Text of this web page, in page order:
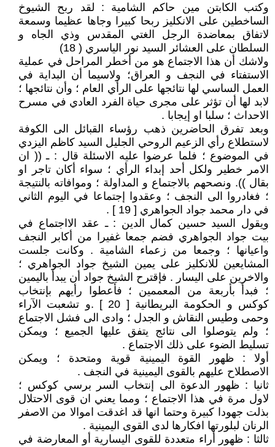
وكتب الكابتن مين حاكم الشامية : لقد ربح الشيوخ
الساخطين على الانكليز ربحا كبيرا وجاها عظيما وسمعة
لاتفاق بمعاضدة الرجل الغتي المقدس وذي الجاه و
السلطان على العشائر السيد نور الياسري ( 18)
ولاشك أن هذا الاجتماع هو من أخطر المراحل في عملية
الاستفتاء في النجف و العراق؛ ولاسيما أن البداية في
العمل الساسي لها نتائجها على الرأي العام ؛ وأن نتائجها ؛
لابد لها أن تؤثر على مجرى حياة الفرد العادي في مسرح
الاحداث ؛ سلبا او إيجابا .
وبعد تفرق الحاضرين ذهب رؤساء القبائل الى الكوفة
لاستطلاع رأي الزعيم الروحي الجليل السيد كاظم اليزدي
في الموضوع ؛ فلما عرضوا عليه الاسئلة قال : ـ (( ان
الامر خطير ولكل أحد إبداء الرأي ؛ سواء أكان تاجر او
بقال )). ونصحهم بالاجتماع و المداولة ؛ وموافاته بالنتيجة
؛ فغادروا الى النجف ؛ وعقدوا إجتماعا في اليوم الثاني
في دار محمد جواد الجواهري [ 19 ] .
ويقول السيد حسين كمال الدين : ـ عقد الااجتماع في
بيت جواد الجواهري فضم جمعا غفيرا من أكابر النجف
واعيانها ؛ وجمعا من زعماء الشامية . وكانت جلست
المشايعين للانكليز على يمين الشيخ جواد الجواهري ؛
والاخرين على اليسار . فإقترح الشيخ جواد أن يبدأ باليمين
؛ فبدأ بأربعة من المعممين ؛ فأعطوا رأيهم بإنتخاب
كوكس و الحكومة البريطانية [ 20 ] .و تشعبت الآراء
وحمى وطيس النقاش و الجدل ؛ وادى الى فشل الاجتماع
؛ ولم يتوصلوا الى نتائج يتفق عليها الجميع ؛ ويمكن
تسليط الضوء على ذلك الاجتماع .
أولا : ظهور القوة اليمينية قوية ومتحدة ؛ ويمكن
الاصطلاح عليهم بالقوى اليمينية في النجف .
ثانيا : ظهور الدعوة الى إنتخاب السر برسي كوكس ؛
لاول مرة في هذا الاجتماع ؛ ومما يعني ان قوى الاحتلال
بذلت جهودا كبيرة وحتما انها قد اغدقت اموالا من الاصفر
الرنان لبلورتها افكارها لدى القوى اليمينية .
ثالثا : ظهور أراء متعددة للقوى اليسارية أو المعارضة في